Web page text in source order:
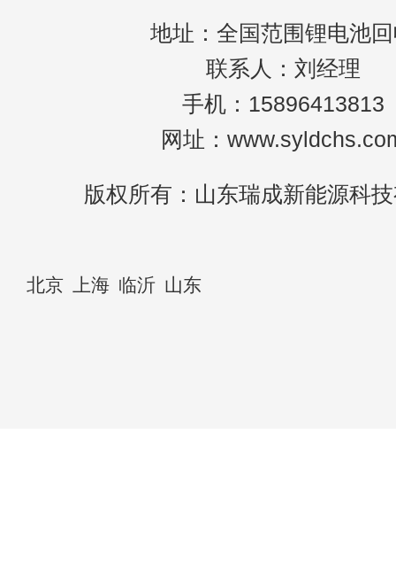
地址：全国范围锂电池
联系人：刘经理
手机：15896413813
网址：
版权所有：山东瑞成新能源科
北京 上海 临沂 山东